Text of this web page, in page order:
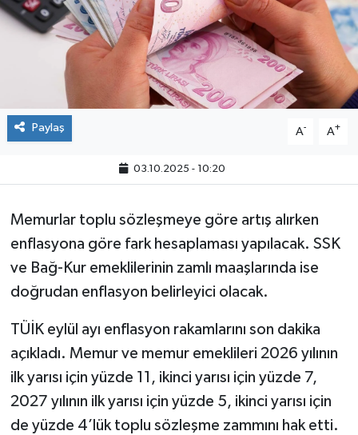
Paylaş A- A+
03.10.2025 - 10:20
Memurlar toplu sözleşmeye göre artış alırken
enflasyona göre fark hesaplaması yapılacak. SSK
ve Bağ-Kur emeklilerinin zamlı maaşlarında ise
doğrudan enflasyon belirleyici olacak.
TÜİK eylül ayı enflasyon rakamlarını son dakika
açıkladı. Memur ve memur emeklileri 2026 yılının
ilk yarısı için yüzde 11, ikinci yarısı için yüzde 7,
2027 yılının ilk yarısı için yüzde 5, ikinci yarısı için
de yüzde 4’lük toplu sözleşme zammını hak etti.